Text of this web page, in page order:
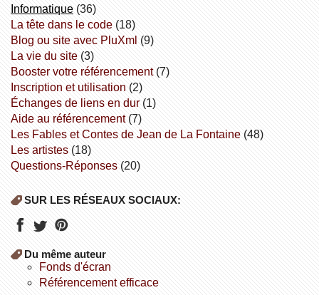
informatique(36)
la tête dans le code(18)
Blog ou site avec PluXml (9)
la vie du site(3)
booster votre référencement(7)
inscription et utilisation (2)
échanges de liens en dur(1)
aide au référencement(7)
Les Fables et Contes de Jean de La Fontaine(48)
Les artistes(18)
Questions-Réponses(20)
SUR LES RÉSEAUX SOCIAUX:
Du même auteur
fonds d'écran
référencement efficace